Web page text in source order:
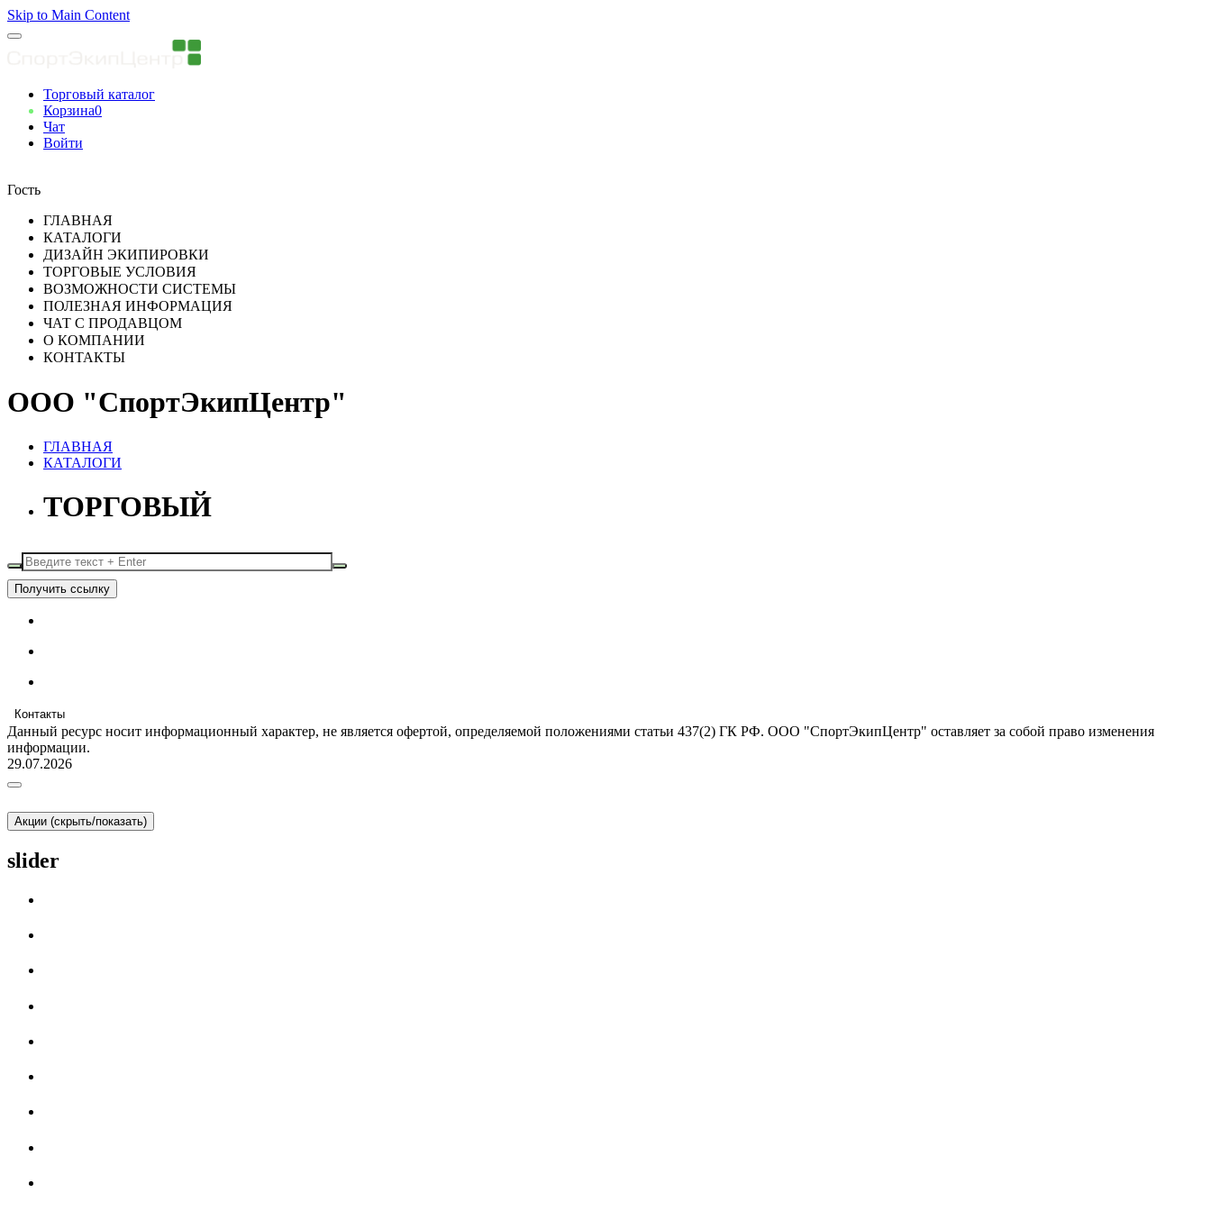
Skip to Main Content
Торговый каталог
Корзина0
Чат
Войти
Гость
ГЛАВНАЯ
КАТАЛОГИ
ДИЗАЙН ЭКИПИРОВКИ
ТОРГОВЫЕ УСЛОВИЯ
ВОЗМОЖНОСТИ СИСТЕМЫ
ПОЛЕЗНАЯ ИНФОРМАЦИЯ
ЧАТ С ПРОДАВЦОМ
О КОМПАНИИ
КОНТАКТЫ
ООО "СпортЭкипЦентр"
ГЛАВНАЯ
КАТАЛОГИ
ТОРГОВЫЙ
Получить ссылку
Контакты
Данный ресурс носит информационный характер, не является офертой, определяемой положениями статьи 437(2) ГК РФ. ООО "СпортЭкипЦентр" оставляет за собой право изменения
информации.
29.07.2026
Акции (скрыть/показать)
slider